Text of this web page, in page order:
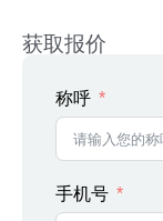
获取报价
称呼
手机号